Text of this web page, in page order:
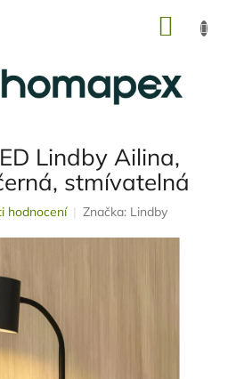
Lindby Ailina,
stmívatelná
hodnocení Značka: Lindby